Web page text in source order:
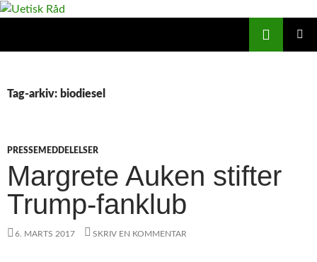
Hop
Tag-arkiv: biodiesel
PRESSEMEDDELELSER
Margrete Auken stifter
Trump-fanklub
6. MARTS 2017 SKRIV EN KOMMENTAR